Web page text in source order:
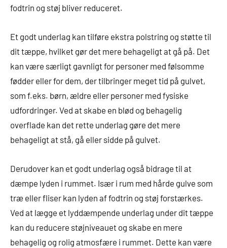
fodtrin og støj bliver reduceret.
Et godt underlag kan tilføre ekstra polstring og støtte til
dit tæppe, hvilket gør det mere behageligt at gå på. Det
kan være særligt gavnligt for personer med følsomme
fødder eller for dem, der tilbringer meget tid på gulvet,
som f.eks. børn, ældre eller personer med fysiske
udfordringer. Ved at skabe en blød og behagelig
overflade kan det rette underlag gøre det mere
behageligt at stå, gå eller sidde på gulvet.
Derudover kan et godt underlag også bidrage til at
dæmpe lyden i rummet. Især i rum med hårde gulve som
træ eller fliser kan lyden af fodtrin og støj forstærkes.
Ved at lægge et lyddæmpende underlag under dit tæppe
kan du reducere støjniveauet og skabe en mere
behagelig og rolig atmosfære i rummet. Dette kan være